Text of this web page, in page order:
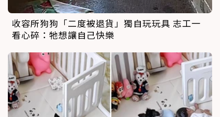
收容所狗狗「二度被退貨」獨自玩玩具 志工一
看心碎：牠想讓自己快樂